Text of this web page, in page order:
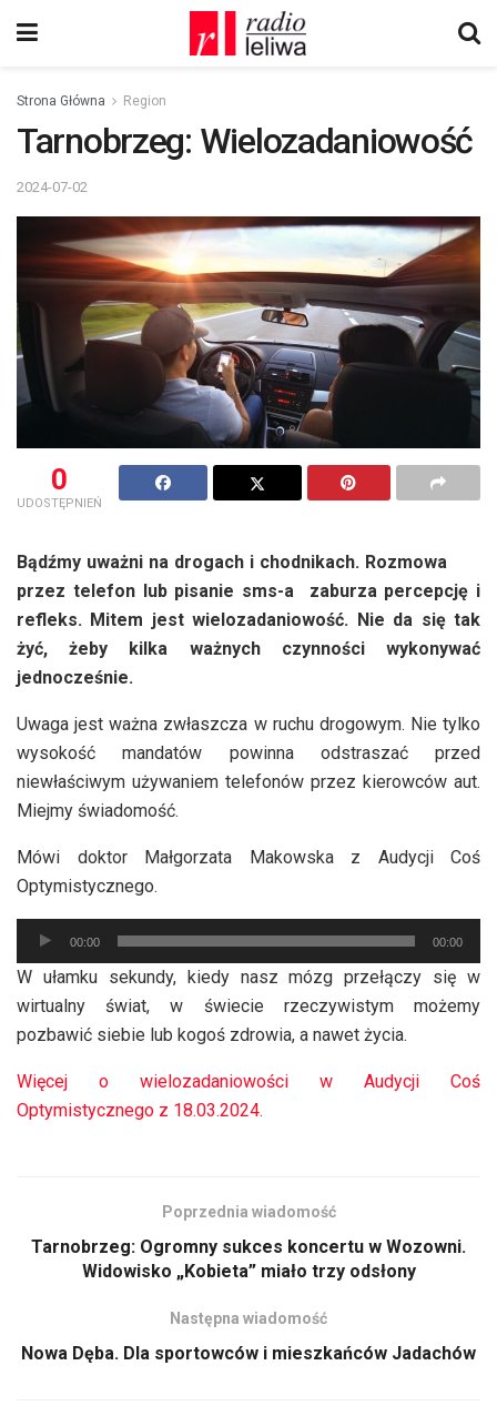
Strona Główna Region
Tarnobrzeg: Wielozadaniowość
2024-07-02
0
UDOSTĘPNIEŃ
Bądźmy uważni na drogach i chodnikach. Rozmowa
przez telefon lub pisanie sms-a zaburza percepcję i
refleks. Mitem jest wielozadaniowość. Nie da się tak
żyć, żeby kilka ważnych czynności wykonywać
jednocześnie.
Uwaga jest ważna zwłaszcza w ruchu drogowym. Nie tylko
wysokość mandatów powinna odstraszać przed
niewłaściwym używaniem telefonów przez kierowców aut.
Miejmy świadomość.
Mówi doktor Małgorzata Makowska z Audycji Coś
Optymistycznego.
Odtwarzacz
plików
dźwiękowych
00:00 00:00
W ułamku sekundy, kiedy nasz mózg przełączy się w
wirtualny świat, w świecie rzeczywistym możemy
pozbawić siebie lub kogoś zdrowia, a nawet życia.
Więcej o wielozadaniowości w Audycji Coś
Optymistycznego z 18.03.2024.
Poprzednia wiadomość
Tarnobrzeg: Ogromny sukces koncertu w Wozowni.
Widowisko „Kobieta” miało trzy odsłony
Następna wiadomość
Nowa Dęba. Dla sportowców i mieszkańców Jadachów